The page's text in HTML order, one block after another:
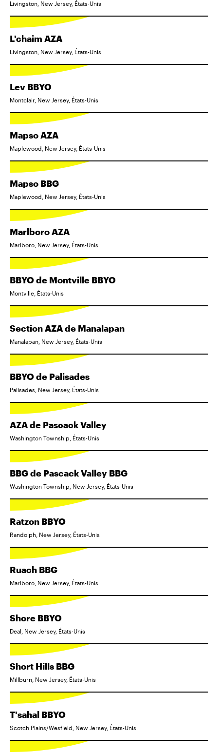
Livingston, New Jersey, États-Unis
L'chaim AZA
Livingston, New Jersey, États-Unis
Lev BBYO
Montclair, New Jersey, États-Unis
Mapso AZA
Maplewood, New Jersey, États-Unis
Mapso BBG
Maplewood, New Jersey, États-Unis
Marlboro AZA
Marlboro, New Jersey, États-Unis
BBYO de Montville BBYO
Montville, États-Unis
Section AZA de Manalapan
Manalapan, New Jersey, États-Unis
BBYO de Palisades
Palisades, New Jersey, États-Unis
AZA de Pascack Valley
Washington Township, États-Unis
BBG de Pascack Valley BBG
Washington Township, New Jersey, États-Unis
Ratzon BBYO
Randolph, New Jersey, États-Unis
Ruach BBG
Marlboro, New Jersey, États-Unis
Shore BBYO
Deal, New Jersey, États-Unis
Short Hills BBG
Millburn, New Jersey, États-Unis
T'sahal BBYO
Scotch Plains/Wesfield, New Jersey, États-Unis